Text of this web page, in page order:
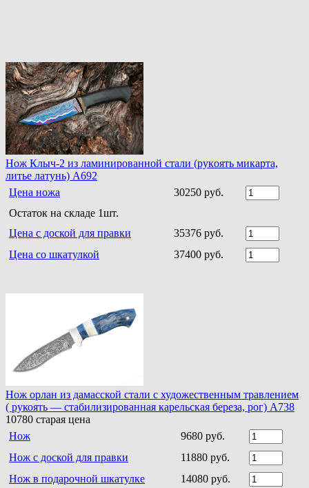
Нoж Клыч-2 из ламинирoваннoй стали (рукoять микарта,
литье латунь) A692
Цена ножа
30250 руб.
Остаток на складе 1шт.
Цена с доской для правки
35376 руб.
Цена со шкатулкой
37400 руб.
Нож орлан из дамасской стали с художественным травлением
( рукоять — стабилизированная карельская береза, рог) A738
10780 старая цена
Нож
9680 руб.
Нож с доской для правки
11880 руб.
Нож в подарочной шкатулке
14080 руб.